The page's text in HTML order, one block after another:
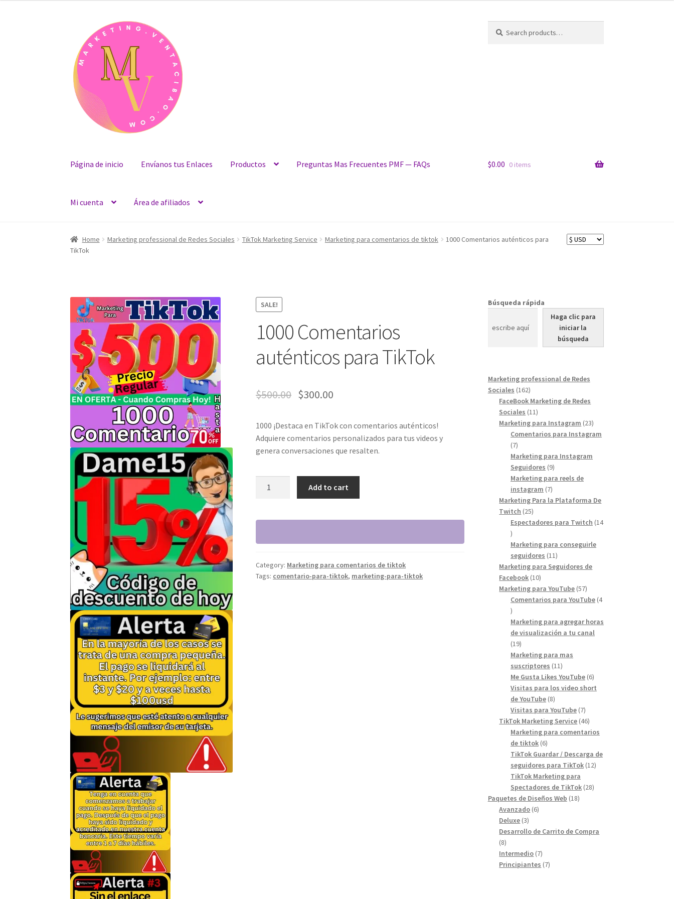
navigation
content
for:
Página de inicio Envíanos tus Enlaces Productos Preguntas Mas Frecuentes PMF — FAQs
Mi cuenta Área de afiliados
Home AreaÁrea de afiliados Carrito de compras Detalles de nuestros productos de desarrollo web
Preguntas Mas Frecuentes PMF — FAQs Productos SulgeliTerminos Y Condiciones
$0.00 0 items
Home Marketing professional de Redes Sociales TikTok Marketing Service Marketing para comentarios de tiktok
1000 Comentarios auténticos para
TikTok
SALE!
1000 Comentarios
auténticos para TikTok
$500.00 $300.00
1000 ¡Destaca en TikTok con comentarios auténticos!
Adquiere comentarios personalizados para tus videos y
genera conversaciones que resalten.
para
quantity
Add to cart
Category: Marketing para comentarios de tiktok
Tags: comentario-para-tiktok, marketing-para-tiktok
Búsqueda rápida
Haga clic para
iniciar la
búsqueda
Marketing professional de Redes
Sociales 162162
products
FaceBook Marketing de Redes
Sociales 1111
products
Marketing para Instagram 2323
products
Comentarios para Instagram
77
products
Marketing para Instagram
Seguidores 99
products
Marketing para reels de
instagram 77
products
Marketing Para la Plataforma De
Twitch 2525
products
Espectadores para Twitch 14
14
products
Marketing para conseguirle
seguidores 1111
products
Marketing para Seguidores de
Facebook 1010
products
Marketing para YouTube 5757
products
Comentarios para YouTube 4
4
products
Marketing para agregar horas
de visualización a tu canal
1919
products
Marketing para mas
suscriptores 1111
products
Me Gusta Likes YouTube 66
products
Visitas para los video short
de YouTube 88
products
Visitas para YouTube 77
products
TikTok Marketing Service 4646
products
Marketing para comentarios
de tiktok 66
products
TikTok Guardar / Descarga de
seguidores para TikTok 1212
TikTok Marketing para
Spectadores de TikTok 2828
Paquetes de Diseños Web 1818
Avanzado 66
Deluxe 33
products
Desarrollo de Carrito de Compra
88
products
Intermedio 77
products
Principiantes 77